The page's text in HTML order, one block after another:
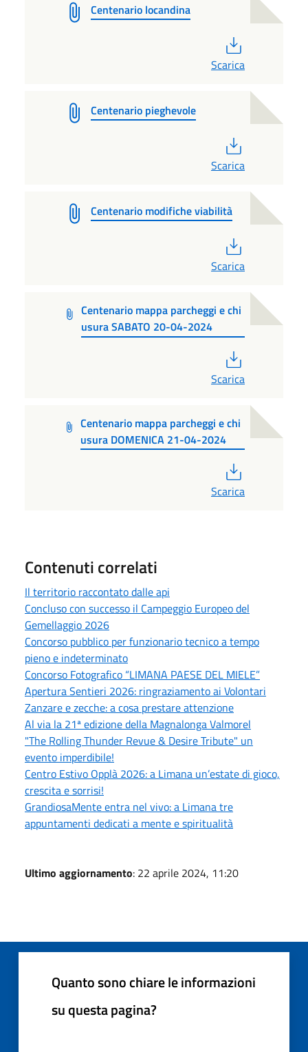
Centenario locandina
Scarica
Centenario pieghevole
Scarica
Centenario modifiche viabilità
Scarica
Centenario mappa parcheggi e chi
usura SABATO 20-04-2024
Scarica
Centenario mappa parcheggi e chi
usura DOMENICA 21-04-2024
Scarica
Contenuti correlati
Il territorio raccontato dalle api
Concluso con successo il Campeggio Europeo del
Gemellaggio 2026
Concorso pubblico per funzionario tecnico a tempo
pieno e indeterminato
Concorso Fotografico “LIMANA PAESE DEL MIELE”
Apertura Sentieri 2026: ringraziamento ai Volontari
Zanzare e zecche: a cosa prestare attenzione
Al via la 21ª edizione della Magnalonga Valmorel
"The Rolling Thunder Revue & Desire Tribute" un
evento imperdibile!
Centro Estivo Opplà 2026: a Limana un’estate di gioco,
crescita e sorrisi!
GrandiosaMente entra nel vivo: a Limana tre
appuntamenti dedicati a mente e spiritualità
Ultimo aggiornamento: 22 aprile 2024, 11:20
Quanto sono chiare le informazioni
su questa pagina?